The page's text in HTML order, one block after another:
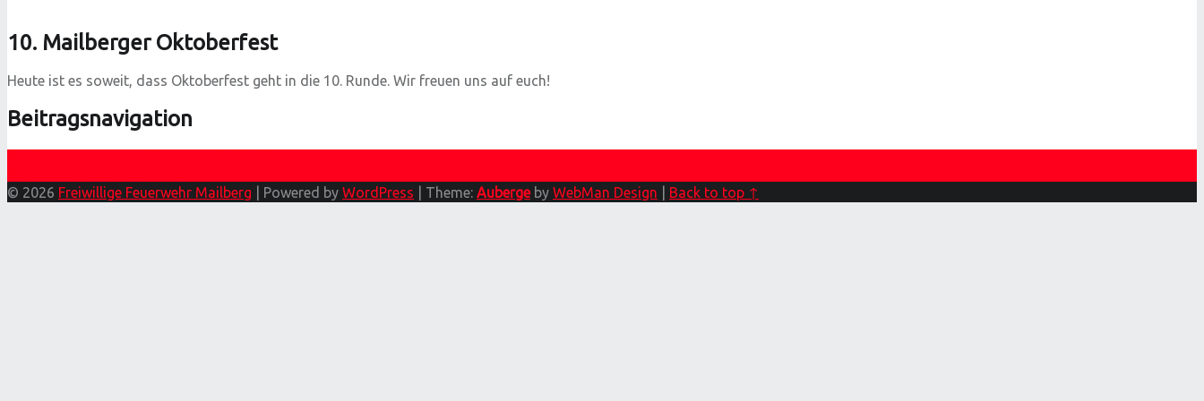
10. Mailberger Oktoberfest
Heute ist es soweit, dass Oktoberfest geht in die 10. Runde. Wir freuen uns auf euch!
Beitragsnavigation
© 2026 Freiwillige Feuerwehr Mailberg Powered by WordPress Theme: Aubergeby WebMan Design Back to top ↑